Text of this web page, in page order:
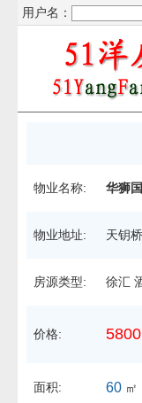
用户名：
物业名称: 华狮
物业地址: 天钥
房源类型: 徐汇
价格: 5800
面积: 60 ㎡